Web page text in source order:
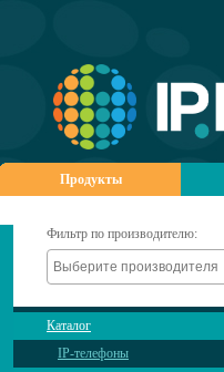
Продукты
Фильтр по производителю:
Каталог
IP-телефоны